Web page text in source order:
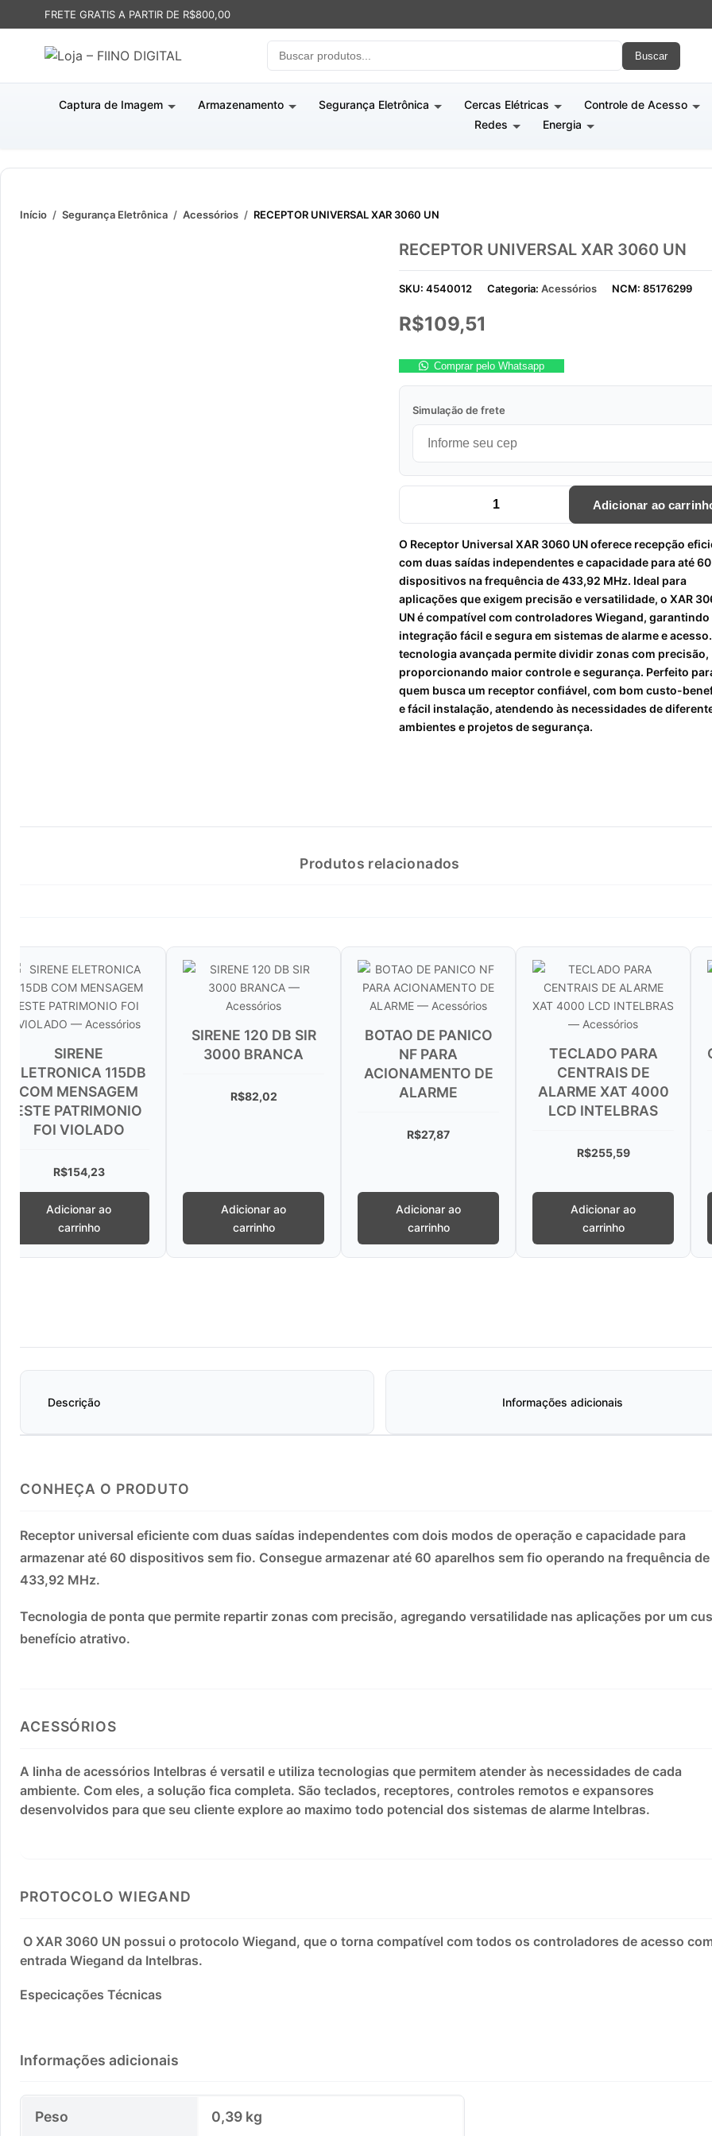
FRETE GRATIS A PARTIR DE R$800,00
Buscar
Captura de Imagem Armazenamento Segurança Eletrônica Cercas Elétricas
Controle de Acesso
Redes
Energia
Início / Segurança Eletrônica / Acessórios / RECEPTOR UNIVERSAL XAR 3060 UN
RECEPTOR UNIVERSAL XAR 3060 UN
SKU: 4540012 Categoria: Acessórios NCM: 85176299
R$109,51
Comprar pelo Whatsapp
Simulação de frete
RECEPTOR UNIVERSAL XAR 3060 UN quantidade
Adicionar ao
O Receptor Universal XAR 3060 UN oferece recepção
com duas saídas independentes e capacidade para até 60
dispositivos na frequência de 433,92 MHz. Ideal para
aplicações que exigem precisão e versatilidade, o XAR
UN é compatível com controladores Wiegand, garantindo
integração fácil e segura em sistemas de alarme e
tecnologia avançada permite dividir zonas com precisão,
proporcionando maior controle e segurança. Perfeito
quem busca um receptor confiável, com bom custo-
e fácil instalação, atendendo às necessidades de
ambientes e projetos de segurança.
Produtos relacionados
SIRENE 120 DB SIR
3000 BRANCA
R$82,02
BOTAO DE PANICO
NF PARA
ACIONAMENTO DE
TECLADO PARA
CENTRAIS DE
ALARME XAT 4000
LCD INTELBRAS
CONTROLE
XAC 4000
CONTROL
INTELBRAS
Descrição Informações adicionais
CONHEÇA O PRODUTO
Receptor universal eficiente com duas saídas independentes com dois modos de operação e capacidade para
armazenar até 60 dispositivos sem fio. Consegue armazenar até 60 aparelhos sem fio operando na frequência de
433,92 MHz.
Tecnologia de ponta que permite repartir zonas com precisão, agregando versatilidade nas aplicações por um
benefício atrativo.
ACESSÓRIOS
A linha de acessórios Intelbras é versatil e utiliza tecnologias que permitem atender às necessidades de cada
ambiente. Com eles, a solução fica completa. São teclados, receptores, controles remotos e expansores
desenvolvidos para que seu cliente explore ao maximo todo potencial dos sistemas de alarme Intelbras.
PROTOCOLO WIEGAND
O XAR 3060 UN possui o protocolo Wiegand, que o torna compatível com todos os controladores de acesso
entrada Wiegand da Intelbras.
Especicações Técnicas
Informações adicionais
Peso 0,39 kg